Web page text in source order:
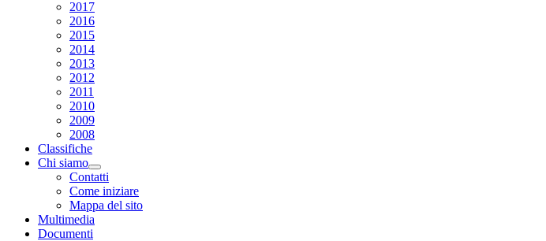
2017
2016
2015
2014
2013
2012
2011
2010
2009
2008
Classifiche
Chi siamo
Contatti
Come iniziare
Mappa del sito
Multimedia
Documenti